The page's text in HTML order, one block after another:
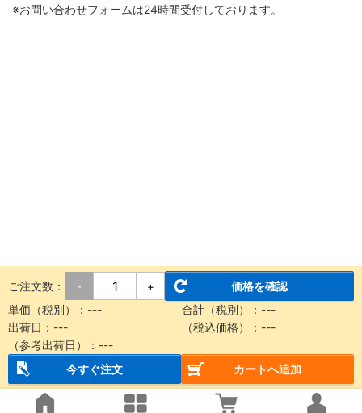
※お問い合わせフォームは24時間受付しております。
ご注文数： - +
価格を確認
単価（税別）： --- 合計（税別）： ---
出荷日： --- （税込価格）： ---
（参考出荷日）： ---
今すぐ注文
カートへ追加